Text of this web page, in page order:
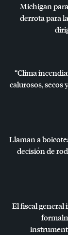
Michigan
derrota para
“Clima
calurosos, secos
Llaman a
decisión de
El fiscal general